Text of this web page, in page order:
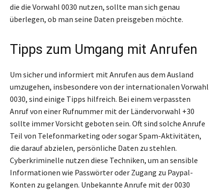
die die Vorwahl 0030 nutzen, sollte man sich genau
überlegen, ob man seine Daten preisgeben möchte.
Tipps zum Umgang mit Anrufen
Um sicher und informiert mit Anrufen aus dem Ausland
umzugehen, insbesondere von der internationalen Vorwahl
0030, sind einige Tipps hilfreich. Bei einem verpassten
Anruf von einer Rufnummer mit der Ländervorwahl +30
sollte immer Vorsicht geboten sein. Oft sind solche Anrufe
Teil von Telefonmarketing oder sogar Spam-Aktivitäten,
die darauf abzielen, persönliche Daten zu stehlen.
Cyberkriminelle nutzen diese Techniken, um an sensible
Informationen wie Passwörter oder Zugang zu Paypal-
Konten zu gelangen. Unbekannte Anrufe mit der 0030